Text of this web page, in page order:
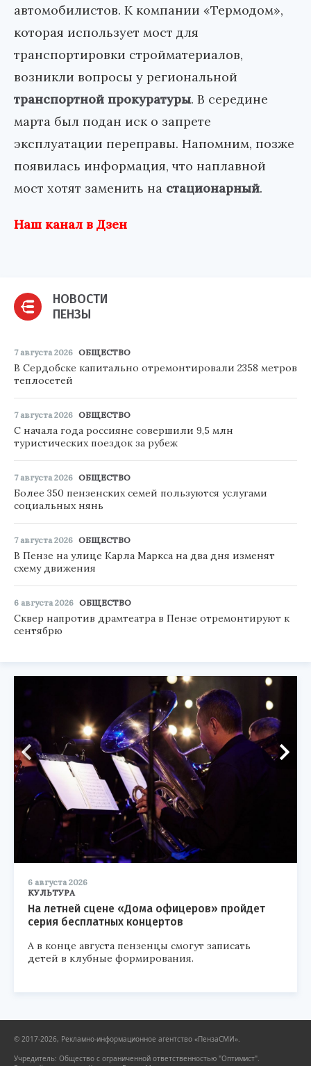
автомобилистов. К компании «Термодом»,
которая использует мост для
транспортировки стройматериалов,
возникли вопросы у региональной
транспортной прокуратуры. В середине
марта был подан иск о запрете
эксплуатации переправы. Напомним, позже
появилась информация, что наплавной
мост хотят заменить на стационарный.
Наш канал в Дзен
НОВОСТИ
ПЕНЗЫ
7 августа 2026 ОБЩЕСТВО
В Сердобске капитально отремонтировали 2358 метров
теплосетей
7 августа 2026 ОБЩЕСТВО
С начала года россияне совершили 9,5 млн
туристических поездок за рубеж
7 августа 2026 ОБЩЕСТВО
Более 350 пензенских семей пользуются услугами
социальных нянь
7 августа 2026 ОБЩЕСТВО
В Пензе на улице Карла Маркса на два дня изменят
схему движения
6 августа 2026 ОБЩЕСТВО
Сквер напротив драмтеатра в Пензе отремонтируют к
сентябрю
6 августа 2026
КУЛЬТУРА
На летней сцене «Дома офицеров» пройдет
серия бесплатных концертов
А в конце августа пензенцы смогут записать
детей в клубные формирования.
© 2017-2026, Рекламно-информационное агентство «ПензаСМИ».
Учредитель: Общество с ограниченной ответственностью "Оптимист".